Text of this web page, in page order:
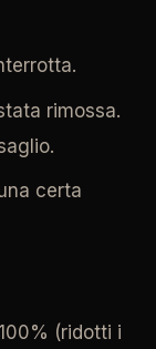
rimossa.
certa
(ridotti i